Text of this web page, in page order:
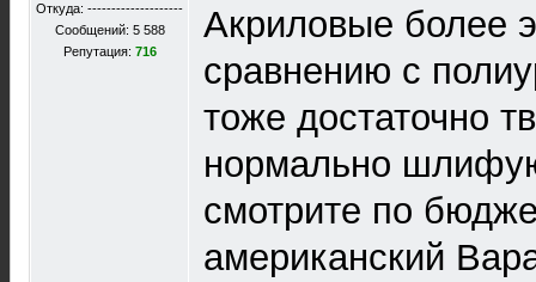
Откуда: --------------------
Сообщений: 5 588
Репутация: 716
Акриловые более
сравнению с
тоже достаточно
нормально
смотрите по
американский